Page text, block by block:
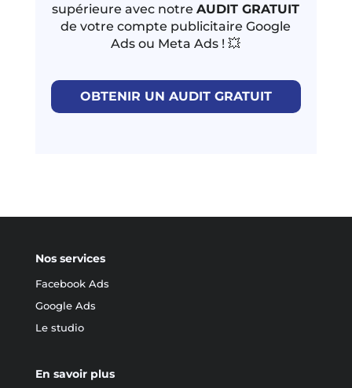
supérieure avec notreAUDIT GRATUIT
de votre compte publicitaire Google
Ads ou Meta Ads ! 💥
OBTENIR UN AUDIT GRATUIT
Nos services
Facebook Ads
Google Ads
Le studio
En savoir plus